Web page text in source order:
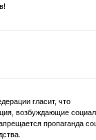
гласит, что
возбуждающие
пропаганда